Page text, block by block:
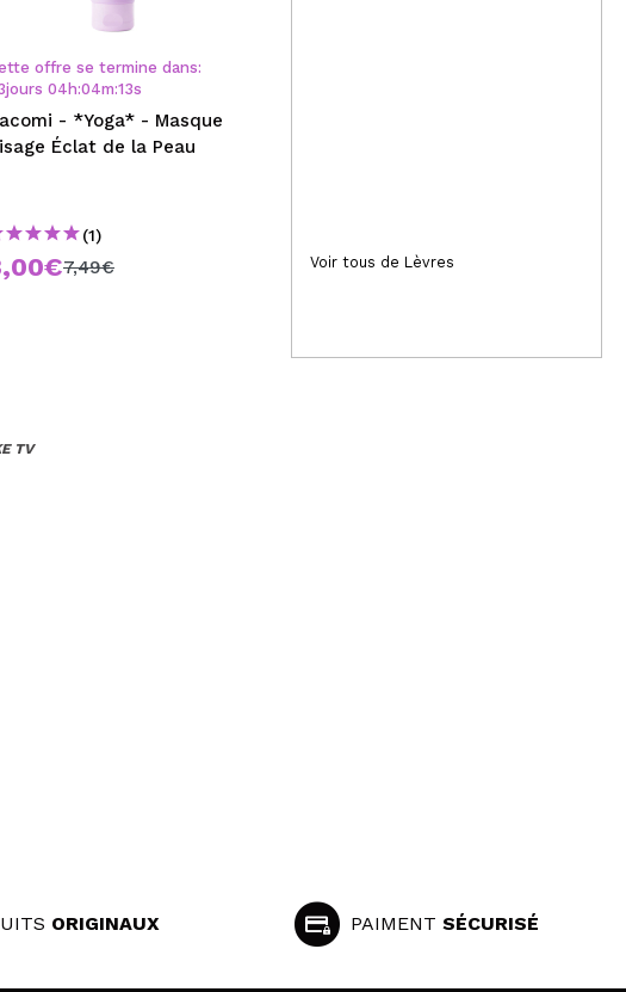
offre se termine dans:
jours 04 h:04m:13s
- *Yoga* - Masque
Éclat de la Peau
(1)
7,49€ 28,50€
Voir tous de Lèvres
TV
ORIGINAUX PAIMENT SÉCURISÉ